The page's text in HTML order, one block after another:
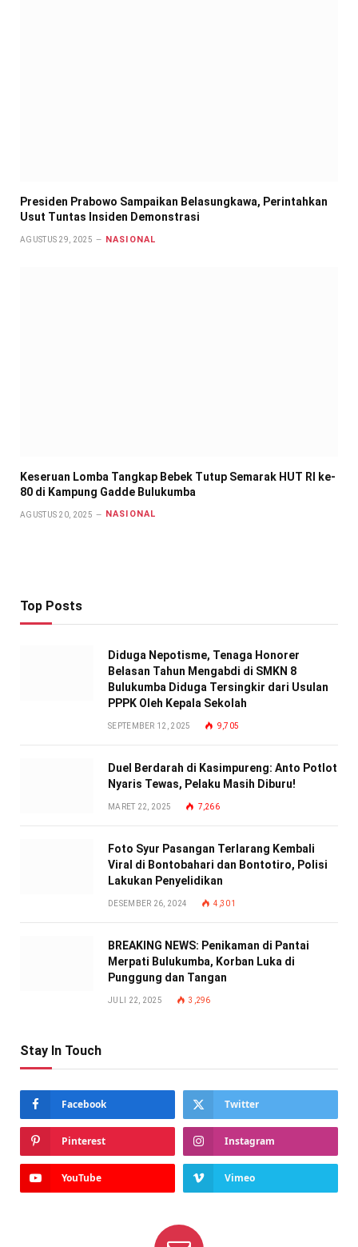
Presiden Prabowo Sampaikan Belasungkawa, Perintahkan
Usut Tuntas Insiden Demonstrasi
AGUSTUS 29, 2025 NASIONAL
Keseruan Lomba Tangkap Bebek Tutup Semarak HUT RI ke-
80 di Kampung Gadde Bulukumba
AGUSTUS 20, 2025 NASIONAL
Top Posts
Diduga Nepotisme, Tenaga Honorer
Belasan Tahun Mengabdi di SMKN 8
Bulukumba Diduga Tersingkir dari Usulan
PPPK Oleh Kepala Sekolah
SEPTEMBER 12, 2025 9,705
Duel Berdarah di Kasimpureng: Anto Potlot
Nyaris Tewas, Pelaku Masih Diburu!
MARET 22, 2025 7,266
Foto Syur Pasangan Terlarang Kembali
Viral di Bontobahari dan Bontotiro, Polisi
Lakukan Penyelidikan
DESEMBER 26, 2024 4,301
BREAKING NEWS: Penikaman di Pantai
Merpati Bulukumba, Korban Luka di
Punggung dan Tangan
JULI 22, 2025 3,296
Stay In Touch
Facebook Twitter
Pinterest Instagram
YouTube Vimeo